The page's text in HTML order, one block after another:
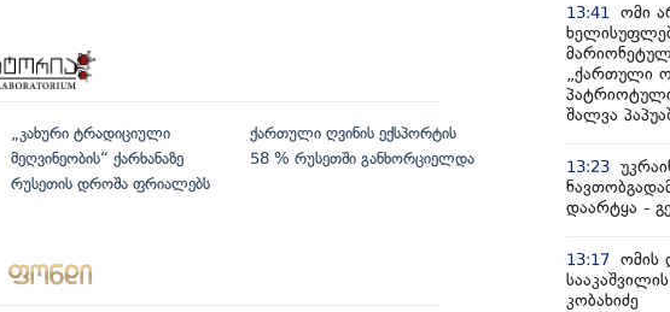
„კახური ტრადიციული
მეღვინეობის“ ქარხანაზე
რუსეთის დროშა ფრიალებს
ქართული ღვინის ექსპორტის
58 % რუსეთში განხორციელდა
13:41
ომი
„ქართული
შალვა
13:23
დაარტყა -
13:17 ომის
კობახიძე